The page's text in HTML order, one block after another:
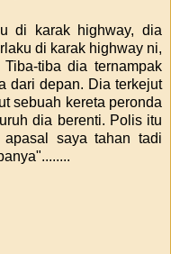
di karak highway, dia
di karak highway ni,
tiba dia ternampak
dari depan. Dia terkejut
sebuah kereta peronda
dia berenti. Polis itu
saya tahan tadi